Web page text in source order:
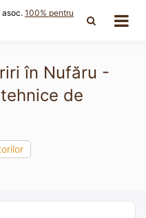
100% pentru
în Nufăru -
de